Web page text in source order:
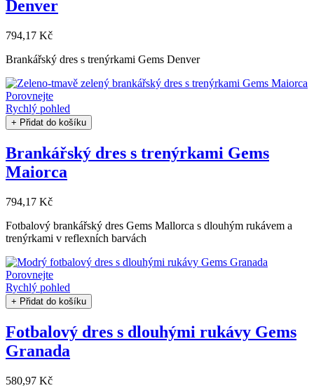
Denver
794,17 Kč
Brankářský dres s trenýrkami Gems Denver
Porovnejte
Rychlý pohled
+ Přidat do košíku
Brankářský dres s trenýrkami Gems
Maiorca
794,17 Kč
Fotbalový brankářský dres Gems Mallorca s dlouhým rukávem a
trenýrkami v reflexních barvách
Porovnejte
Rychlý pohled
+ Přidat do košíku
Fotbalový dres s dlouhými rukávy Gems
Granada
580,97 Kč